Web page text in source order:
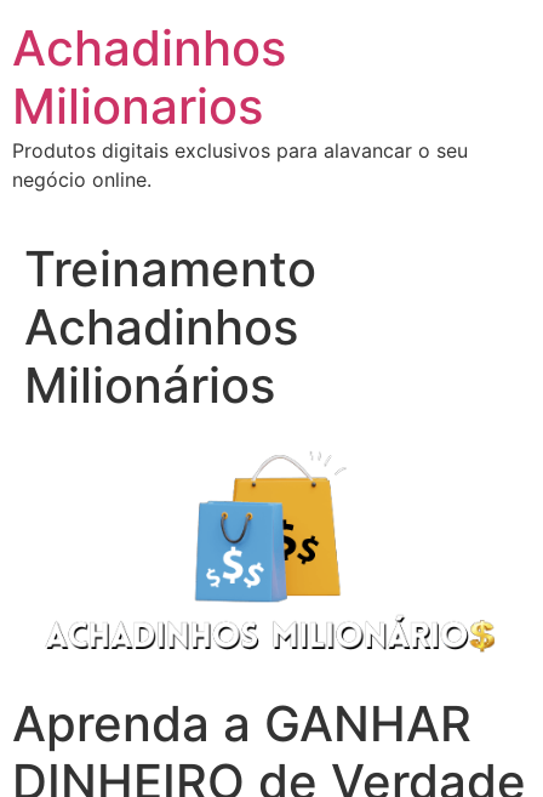
para
conteúdo
Achadinhos
Milionarios
Produtos digitais exclusivos para alavancar o seu
negócio online.
Treinamento
Achadinhos
Milionários
Aprenda a GANHAR
DINHEIRO de Verdade